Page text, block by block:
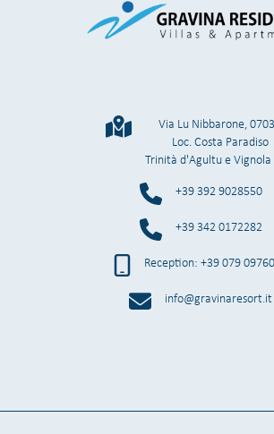
Via Lu Nibbarone,
Loc. Costa Paradiso
Trinità d'Agultu e Vignola
+39 392 9028550
+39 342 0172282
Reception: +39 079
info@gravinaresort.it